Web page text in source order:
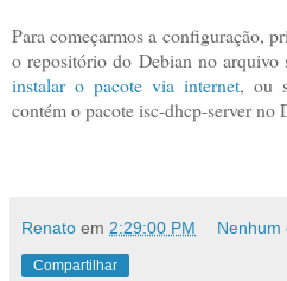
Para começarmos a configuração,
o repositório do Debian no arquivo
instalar o pacote via internet, ou
contém o pacote isc-dhcp-server no
Renato em 2:29:00 PM Nenhum
Compartilhar